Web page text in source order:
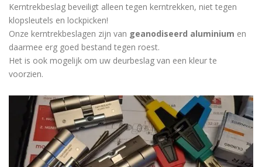
Kerntrekbeslag beveiligt alleen tegen kerntrekken, niet tegen
klopsleutels en lockpicken!
Onze kerntrekbeslagen zijn van geanodiseerd aluminium en
daarmee erg goed bestand tegen roest.
Het is ook mogelijk om uw deurbeslag van een kleur te
voorzien.